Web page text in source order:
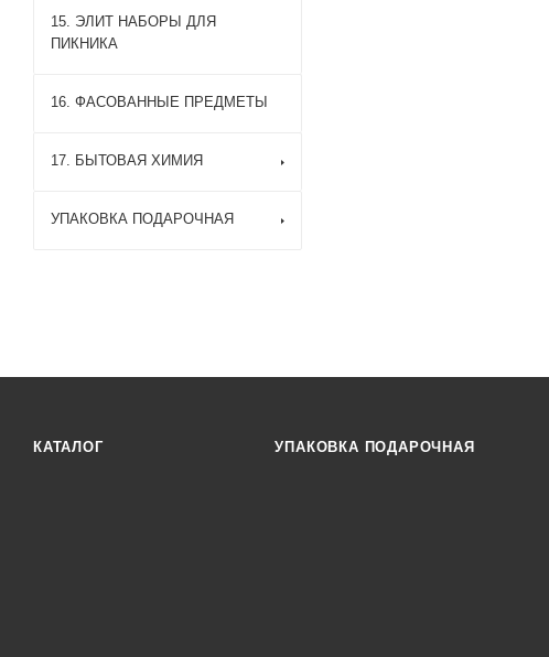
15. ЭЛИТ НАБОРЫ ДЛЯ
ПИКНИКА
16. ФАСОВАННЫЕ ПРЕДМЕТЫ
17. БЫТОВАЯ ХИМИЯ
УПАКОВКА ПОДАРОЧНАЯ
КАТАЛОГ УПАКОВКА ПОДАРОЧНАЯ